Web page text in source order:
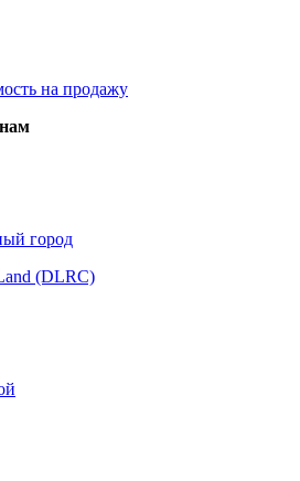
на продажу
город
(DLRC)